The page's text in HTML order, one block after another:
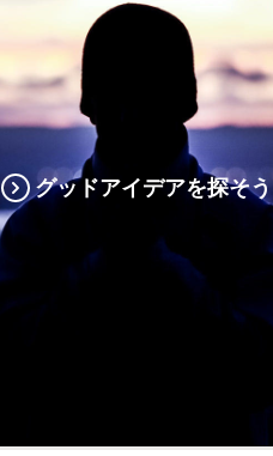
グッドアイデアを探そう